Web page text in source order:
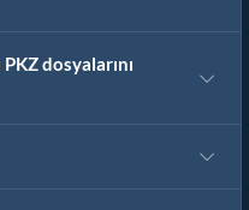
dosyalarını